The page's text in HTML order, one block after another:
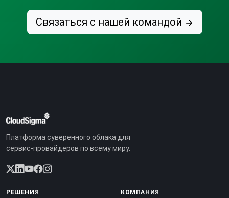
Связаться с нашей командой
Платформа суверенного облака для
сервис-провайдеров по всему миру.
РЕШЕНИЯ КОМПАНИЯ